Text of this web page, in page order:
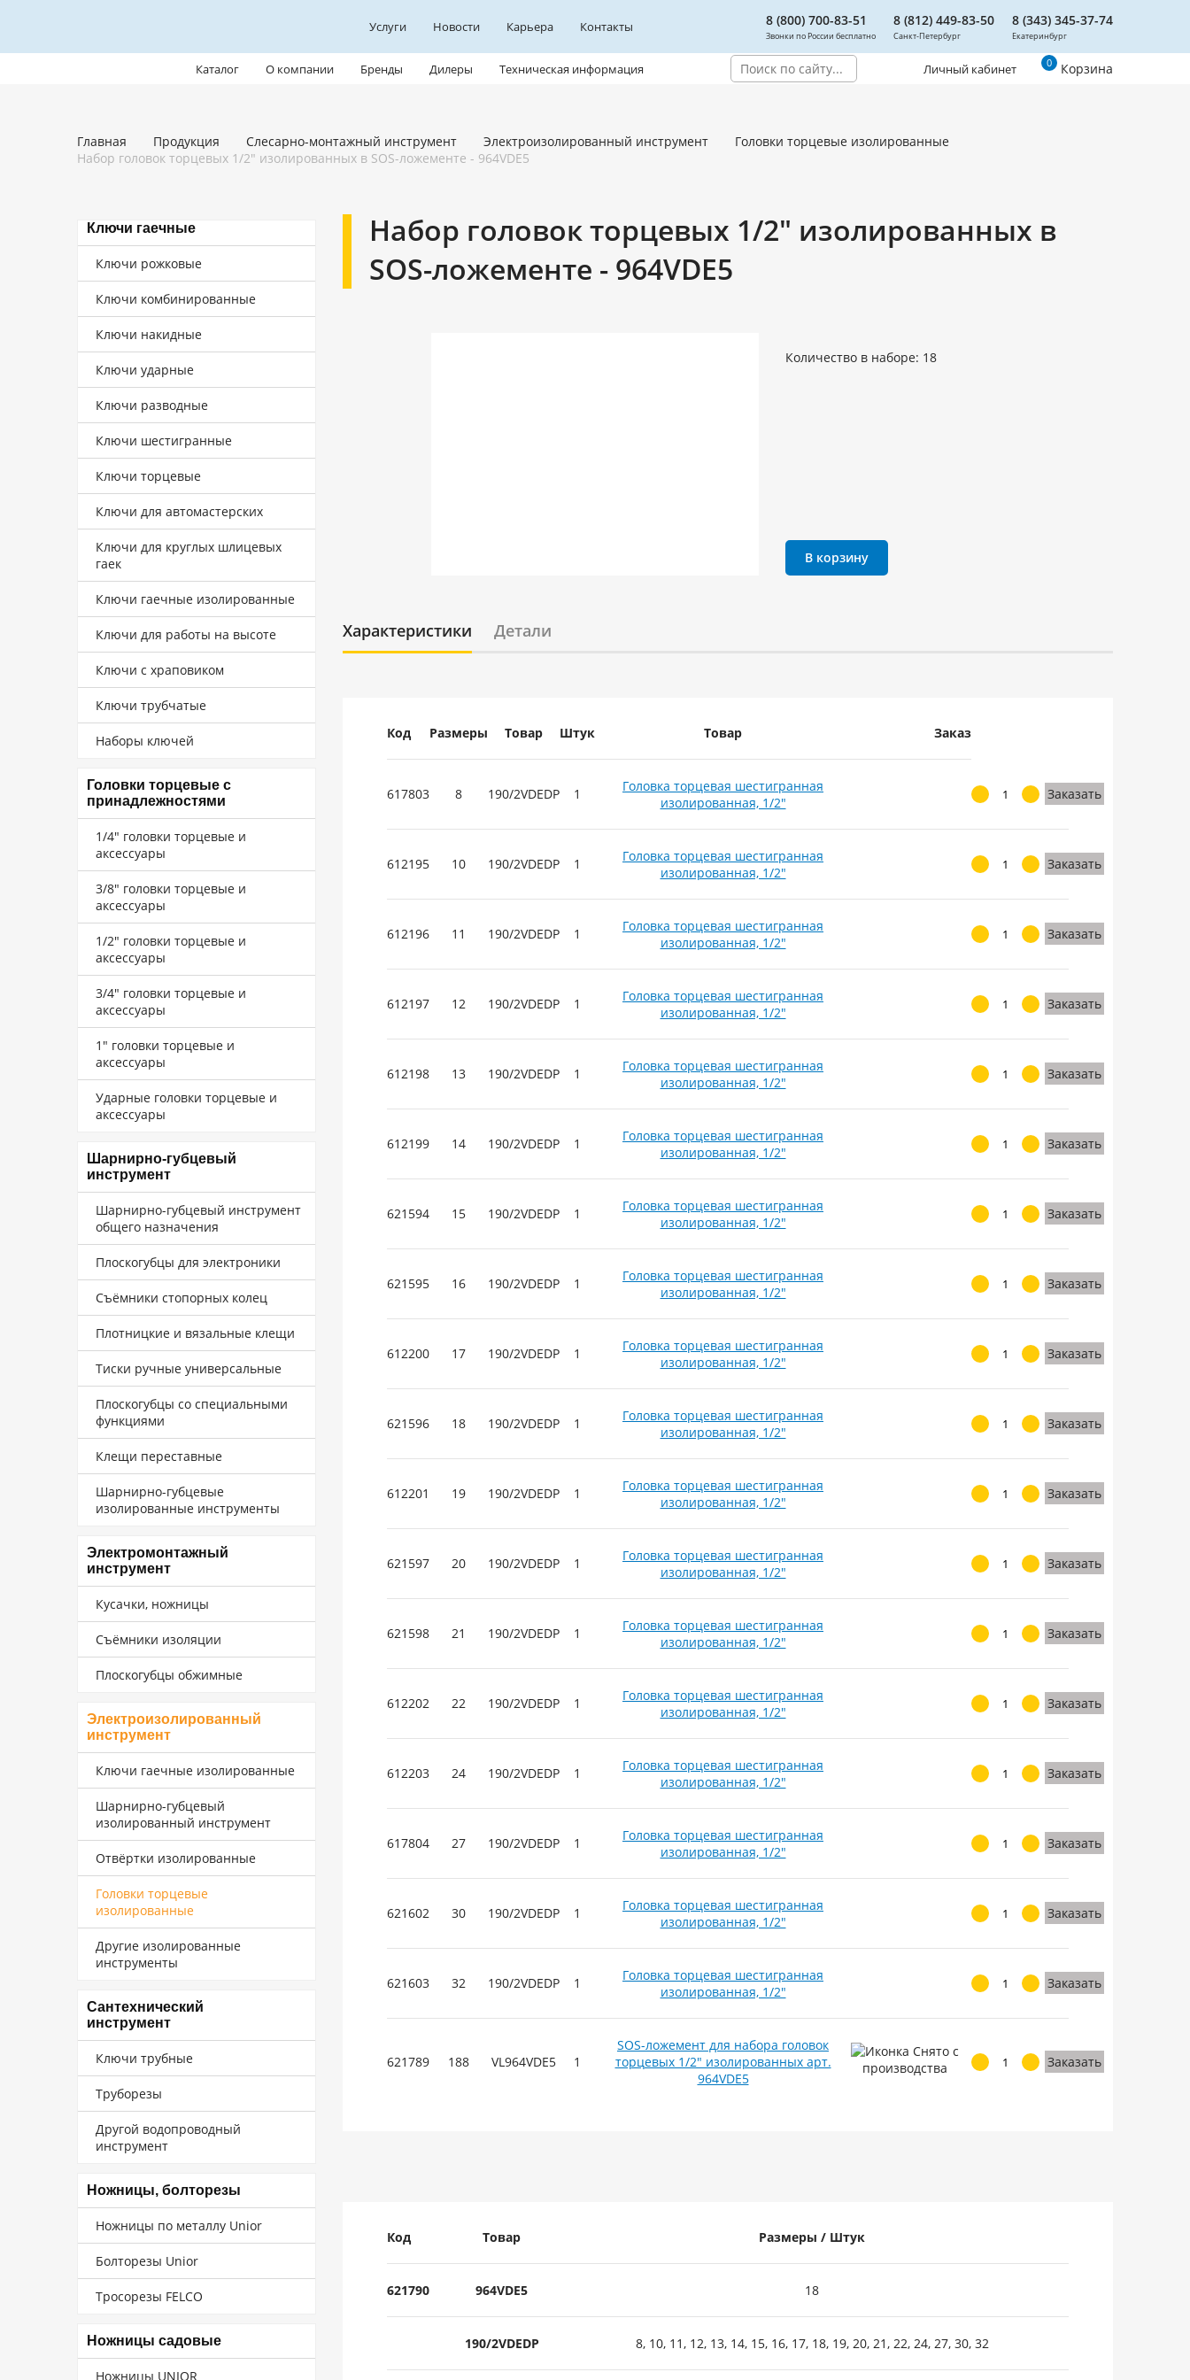
Услуги Новости Карьера Контакты 8 (800) 700-83-51
Звонки по России бесплатно
8 (812) 449-83-50
Санкт-Петербург
8 (343) 345-37-74
Екатеринбург
Каталог О компании Бренды Дилеры Техническая информация Личный кабинет 0 Корзина
Главная Продукция Слесарно-монтажный инструмент Электроизолированный инструмент
Головки торцевые изолированные
Набор головок торцевых 1/2" изолированных в SOS-ложементе - 964VDE5
Ключи гаечные
Ключи рожковые
Ключи комбинированные
Ключи накидные
Ключи ударные
Ключи разводные
Ключи шестигранные
Ключи торцевые
Ключи для автомастерских
Ключи для круглых шлицевых
гаек
Ключи гаечные изолированные
Ключи для работы на высоте
Ключи с храповиком
Ключи трубчатые
Наборы ключей
Головки торцевые с
принадлежностями
1/4" головки торцевые и
аксессуары
3/8" головки торцевые и
аксессуары
1/2" головки торцевые и
аксессуары
3/4" головки торцевые и
аксессуары
1" головки торцевые и
аксессуары
Ударные головки торцевые и
аксессуары
Шарнирно-губцевый
инструмент
Шарнирно-губцевый инструмент
общего назначения
Плоскогубцы для электроники
Съёмники стопорных колец
Плотницкие и вязальные клещи
Тиски ручные универсальные
Плоскогубцы со специальными
функциями
Клещи переставные
Шарнирно-губцевые
изолированные инструменты
Электромонтажный
инструмент
Кусачки, ножницы
Съёмники изоляции
Плоскогубцы обжимные
Электроизолированный
инструмент
Ключи гаечные изолированные
Шарнирно-губцевый
изолированный инструмент
Отвёртки изолированные
Головки торцевые
изолированные
Другие изолированные
инструменты
Сантехнический
инструмент
Ключи трубные
Труборезы
Другой водопроводный
инструмент
Ножницы, болторезы
Ножницы по металлу Unior
Болторезы Unior
Тросорезы FELCO
Ножницы садовые
Ножницы UNIOR
Набор головок торцевых 1/2" изолированных в
SOS-ложементе - 964VDE5
Количество в наборе: 18
В корзину
Характеристики Детали
Код Размеры Товар Штук Товар Заказ
617803 8 190/2VDEDP 1
Головка торцевая шестигранная
изолированная, 1/2"
Заказать
612195 10 190/2VDEDP 1
Головка торцевая шестигранная
изолированная, 1/2"
Заказать
612196 11 190/2VDEDP 1
Головка торцевая шестигранная
изолированная, 1/2"
Заказать
612197 12 190/2VDEDP 1
Головка торцевая шестигранная
изолированная, 1/2"
Заказать
612198 13 190/2VDEDP 1
Головка торцевая шестигранная
изолированная, 1/2"
Заказать
612199 14 190/2VDEDP 1
Головка торцевая шестигранная
изолированная, 1/2"
Заказать
621594 15 190/2VDEDP 1
Головка торцевая шестигранная
изолированная, 1/2"
Заказать
621595 16 190/2VDEDP 1
Головка торцевая шестигранная
изолированная, 1/2"
Заказать
612200 17 190/2VDEDP 1
Головка торцевая шестигранная
изолированная, 1/2"
Заказать
621596 18 190/2VDEDP 1
Головка торцевая шестигранная
изолированная, 1/2"
Заказать
612201 19 190/2VDEDP 1
Головка торцевая шестигранная
изолированная, 1/2"
Заказать
621597 20 190/2VDEDP 1
Головка торцевая шестигранная
изолированная, 1/2"
Заказать
621598 21 190/2VDEDP 1
Головка торцевая шестигранная
изолированная, 1/2"
Заказать
612202 22 190/2VDEDP 1
Головка торцевая шестигранная
изолированная, 1/2"
Заказать
612203 24 190/2VDEDP 1
Головка торцевая шестигранная
изолированная, 1/2"
Заказать
617804 27 190/2VDEDP 1
Головка торцевая шестигранная
изолированная, 1/2"
Заказать
621602 30 190/2VDEDP 1
Головка торцевая шестигранная
изолированная, 1/2"
Заказать
621603 32 190/2VDEDP 1
Головка торцевая шестигранная
изолированная, 1/2"
Заказать
621789 188 VL964VDE5 1
SOS-ложемент для набора головок
торцевых 1/2" изолированных арт.
964VDE5
Заказать
Код Товар Размеры / Штук
621790 964VDE5 18
190/2VDEDP 8, 10, 11, 12, 13, 14, 15, 16, 17, 18, 19, 20, 21, 22, 24, 27, 30, 32